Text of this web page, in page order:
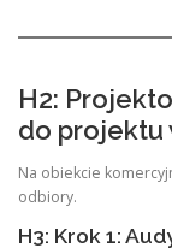
H2:
do projektu
Na obiekcie
odbiory.
H3: Krok 1: